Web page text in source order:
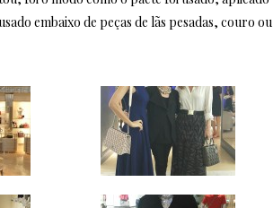
embaixo de peças de lãs pesadas, couro ou